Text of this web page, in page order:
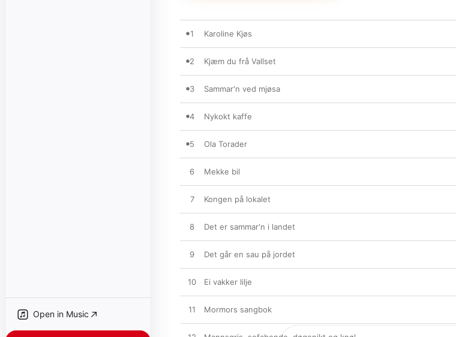
Open in Music
1 Karoline Kjøs
2 Kjæm du frå Vallset
3 Sammar'n ved mjøsa
4 Nykokt kaffe
5 Ola Torader
6 Mekke bil
7 Kongen på lokalet
8 Det er sammar'n i landet
9 Det går en sau på jordet
10 Ei vakker lilje
11 Mormors sangbok